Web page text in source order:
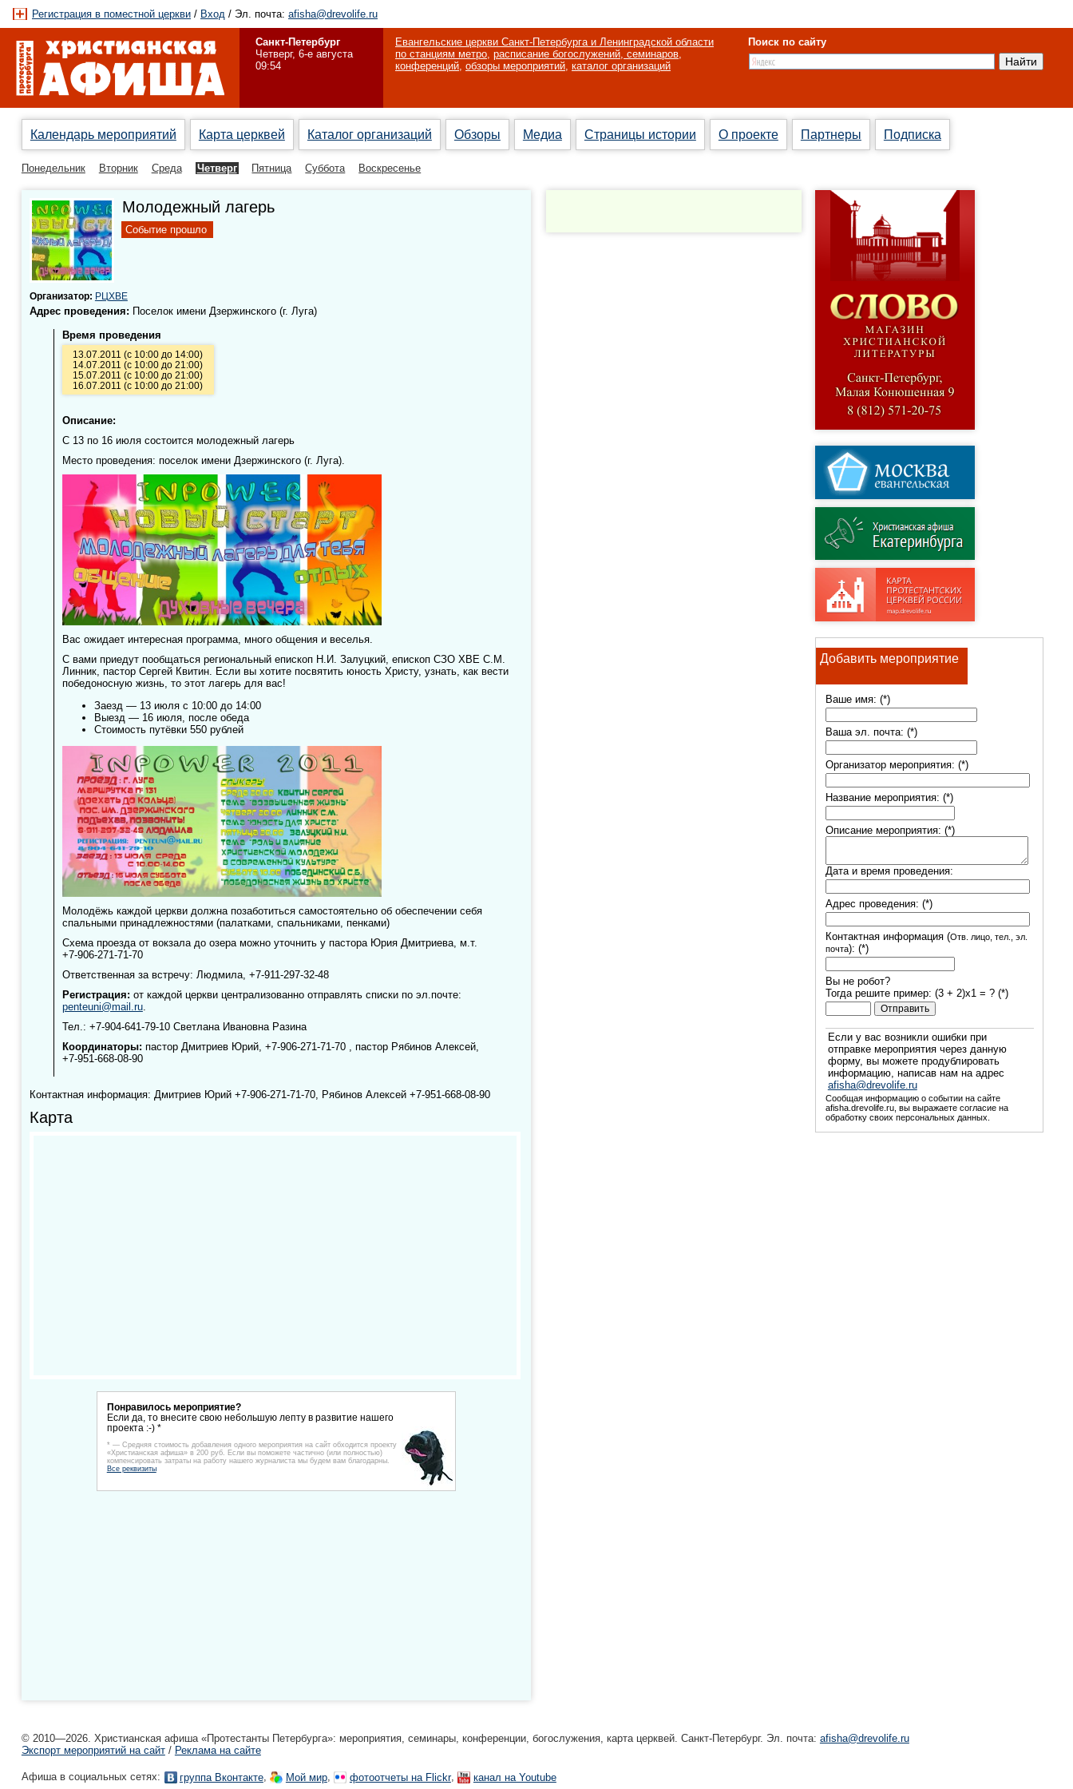
Регистрация в поместной церкви / Вход / Эл. почта: afisha@drevolife.ru
Санкт-Петербург
Четверг, 6-е августа
09:54
Евангельские церкви Санкт-Петербурга и Ленинградской области
по станциям метро, расписание богослужений, семинаров,
конференций, обзоры мероприятий, каталог организаций
Поиск по сайту
Календарь мероприятий Карта церквей Каталог организаций Обзоры Медиа Страницы истории О проекте Партнеры Подписка
Понедельник Вторник Среда Четверг Пятница Суббота Воскресенье
Молодежный лагерь
Событие прошло
Организатор: РЦХВЕ
Адрес проведения: Поселок имени Дзержинского (г. Луга)
Время проведения
13.07.2011 (с 10:00 до 14:00)
14.07.2011 (с 10:00 до 21:00)
15.07.2011 (с 10:00 до 21:00)
16.07.2011 (с 10:00 до 21:00)
Описание:
С 13 по 16 июля состоится молодежный лагерь
Место проведения: поселок имени Дзержинского (г. Луга).
Вас ожидает интересная программа, много общения и веселья.
С вами приедут пообщаться региональный епископ Н.И. Залуцкий, епископ СЗО ХВЕ С.М.
Линник, пастор Сергей Квитин. Если вы хотите посвятить юность Христу, узнать, как вести
победоносную жизнь, то этот лагерь для вас!
Заезд — 13 июля с 10:00 до 14:00
Выезд — 16 июля, после обеда
Стоимость путёвки 550 рублей
Молодёжь каждой церкви должна позаботиться самостоятельно об обеспечении себя
спальными принадлежностями (палатками, спальниками, пенками)
Схема проезда от вокзала до озера можно уточнить у пастора Юрия Дмитриева, м.т.
+7-906-271-71-70
Ответственная за встречу: Людмила, +7-911-297-32-48
Регистрация: от каждой церкви централизованно отправлять списки по эл.почте:
penteuni@mail.ru.
Тел.: +7-904-641-79-10Светлана Ивановна Разина
Координаторы: пастор Дмитриев Юрий, +7-906-271-71-70 ,
пастор Рябинов Алексей,
+7-951-668-08-90
Контактная информация: Дмитриев Юрий +7-906-271-71-70, Рябинов Алексей +7-951-668-08-90
Карта
Понравилось мероприятие?
Если да, то внесите свою небольшую лепту в развитие нашего
проекта :-) *
* — Средняя стоимость добавления одного мероприятия на сайт обходится проекту
«Христианская афиша» в 200 руб. Если вы поможете частично (или полностью)
компенсировать затраты на работу нашего журналиста мы будем вам благодарны.
Все реквизиты
Добавить мероприятие
Ваше имя: (*)
Ваша эл. почта: (*)
Организатор мероприятия: (*)
Название мероприятия: (*)
Описание мероприятия: (*)
Дата и время проведения:
Адрес проведения: (*)
Контактная информация (Отв. лицо, тел., эл.
почта): (*)
Вы не робот?
Тогда решите пример: (3 + 2)х1 = ? (*)
Если у вас возникли ошибки при
отправке мероприятия через данную
форму, вы можете продублировать
информацию, написав нам на адрес
afisha@drevolife.ru
Сообщая информацию о событии на сайте
afisha.drevolife.ru, вы выражаете согласие на
обработку своих персональных данных.
© 2010—2026. Христианская афиша «Протестанты Петербурга»: мероприятия, семинары, конференции, богослужения, карта церквей. Санкт-Петербург. Эл. почта: afisha@drevolife.ru
Экспорт мероприятий на сайт/ Реклама на сайте
Афиша в социальных сетях: группа Вконтакте, Мой мир, фотоотчеты на Flickr, канал на Youtube